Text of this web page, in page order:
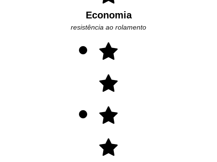
Economia
resistência ao rolamento